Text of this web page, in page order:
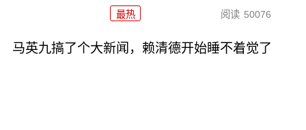
最热 阅读 50076
马英九搞了个大新闻，赖清德开始睡不着觉了